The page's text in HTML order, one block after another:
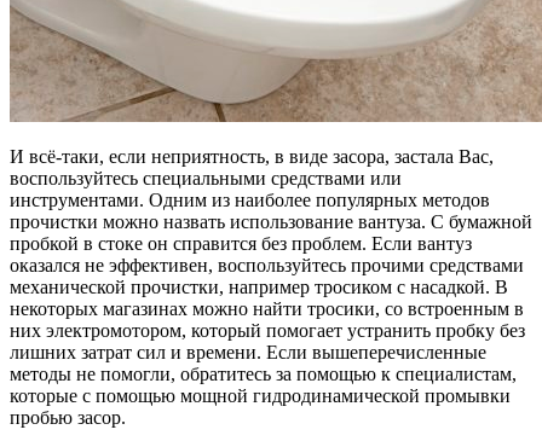
И всё-таки, если неприятность, в виде засора, застала Вас,
воспользуйтесь специальными средствами или
инструментами. Одним из наиболее популярных методов
прочистки можно назвать использование вантуза. С бумажной
пробкой в стоке он справится без проблем. Если вантуз
оказался не эффективен, воспользуйтесь прочими средствами
механической прочистки, например тросиком с насадкой. В
некоторых магазинах можно найти тросики, со встроенным в
них электромотором, который помогает устранить пробку без
лишних затрат сил и времени. Если вышеперечисленные
методы не помогли, обратитесь за помощью к специалистам,
которые с помощью мощной гидродинамической промывки
пробью засор.